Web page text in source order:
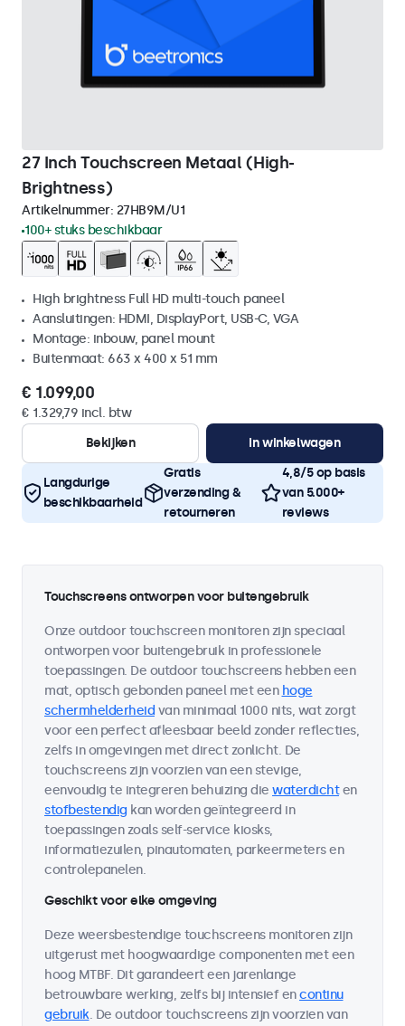
27 Inch Touchscreen Metaal (High-
Brightness)
Artikelnummer: 27HB9M/U1
100+ stuks beschikbaar
High brightness Full HD multi-touch paneel
Aansluitingen: HDMI, DisplayPort, USB-C, VGA
Montage: inbouw, panel mount
Buitenmaat: 663 x 400 x 51 mm
€ 1.099,00
€ 1.329,79 incl. btw
Bekijken
In winkelwagen
Langdurige
beschikbaarheid
Gratis
verzending &
retourneren
4,8/5 op basis
van 5.000+
reviews
Touchscreens ontworpen voor buitengebruik
Onze outdoor touchscreen monitoren zijn speciaal
ontworpen voor buitengebruik in professionele
toepassingen. De outdoor touchscreens hebben een
mat, optisch gebonden paneel met een hoge
schermhelderheid van minimaal 1000 nits, wat zorgt
voor een perfect afleesbaar beeld zonder reflecties,
zelfs in omgevingen met direct zonlicht. De
touchscreens zijn voorzien van een stevige,
eenvoudig te integreren behuizing die waterdichten
stofbestendig kan worden geïntegreerd in
toepassingen zoals self-service kiosks,
informatiezuilen, pinautomaten, parkeermeters en
controlepanelen.
Geschikt voor elke omgeving
Deze weersbestendige touchscreens monitoren zijn
uitgerust met hoogwaardige componenten met een
hoog MTBF. Dit garandeert een jarenlange
betrouwbare werking, zelfs bij intensief encontinu
gebruik. De outdoor touchscreens zijn voorzien van